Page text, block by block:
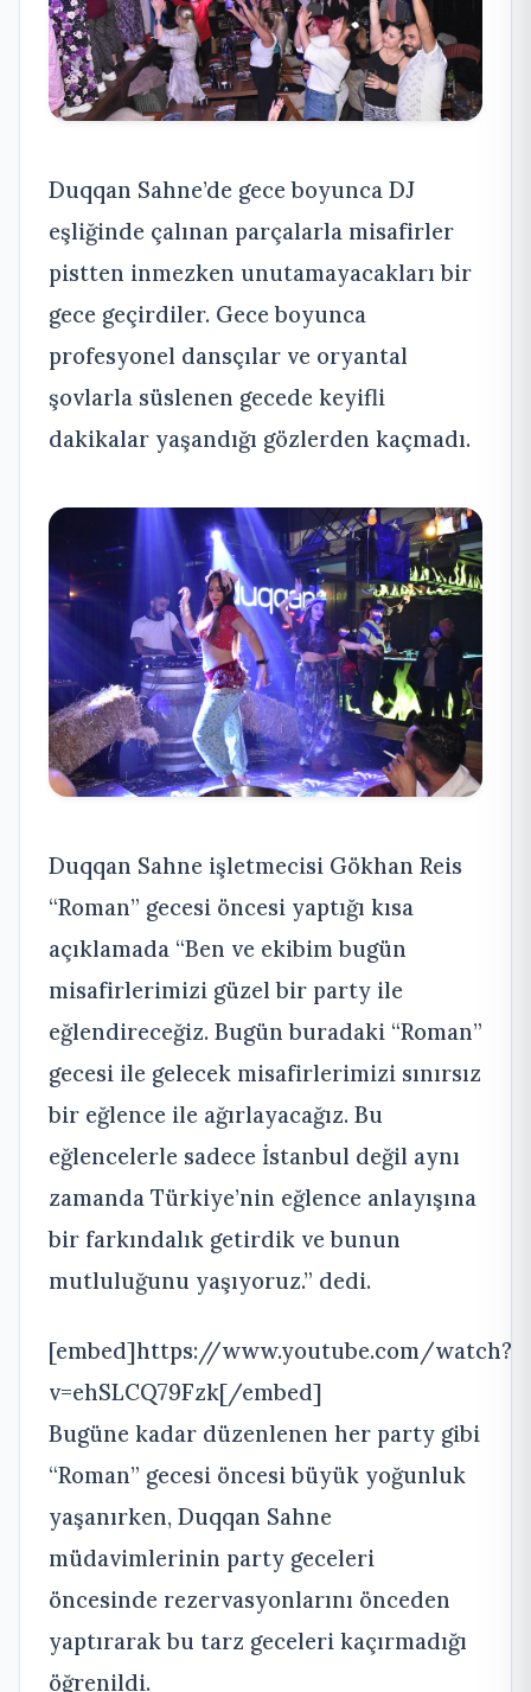
Duqqan Sahne’de gece boyunca DJ
eşliğinde çalınan parçalarla misafirler
pistten inmezken unutamayacakları bir
gece geçirdiler. Gece boyunca
profesyonel dansçılar ve oryantal
şovlarla süslenen gecede keyifli
dakikalar yaşandığı gözlerden kaçmadı.
Duqqan Sahne işletmecisi Gökhan Reis
“Roman” gecesi öncesi yaptığı kısa
açıklamada “Ben ve ekibim bugün
misafirlerimizi güzel bir party ile
eğlendireceğiz. Bugün buradaki “Roman”
gecesi ile gelecek misafirlerimizi sınırsız
bir eğlence ile ağırlayacağız. Bu
eğlencelerle sadece İstanbul değil aynı
zamanda Türkiye’nin eğlence anlayışına
bir farkındalık getirdik ve bunun
mutluluğunu yaşıyoruz.” dedi.
[embed]https://www.youtube.com/watch?
v=ehSLCQ79Fzk[/embed]
Bugüne kadar düzenlenen her party gibi
“Roman” gecesi öncesi büyük yoğunluk
yaşanırken, Duqqan Sahne
müdavimlerinin party geceleri
öncesinde rezervasyonlarını önceden
yaptırarak bu tarz geceleri kaçırmadığı
öğrenildi.